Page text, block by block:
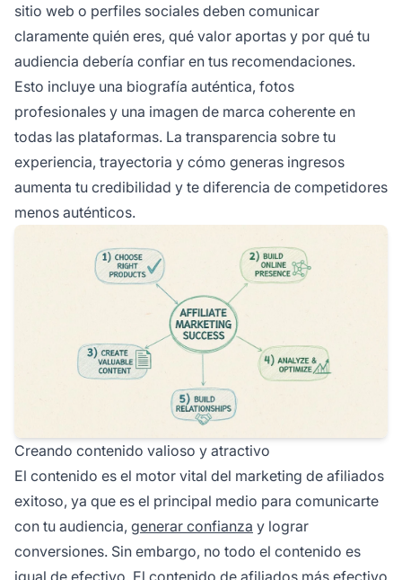
sitio web o perfiles sociales deben comunicar
claramente quién eres, qué valor aportas y por qué tu
audiencia debería confiar en tus recomendaciones.
Esto incluye una biografía auténtica, fotos
profesionales y una imagen de marca coherente en
todas las plataformas. La transparencia sobre tu
experiencia, trayectoria y cómo generas ingresos
aumenta tu credibilidad y te diferencia de competidores
menos auténticos.
Creando contenido valioso y atractivo
El contenido es el motor vital del marketing de afiliados
exitoso, ya que es el principal medio para comunicarte
con tu audiencia, generar confianza y lograr
conversiones. Sin embargo, no todo el contenido es